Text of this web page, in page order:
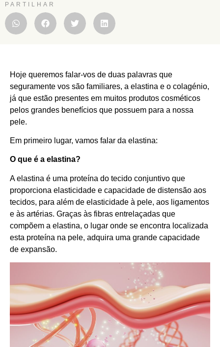
PARTILHAR
Hoje queremos falar-vos de duas palavras que
seguramente vos são familiares, a elastina e o colagénio,
já que estão presentes em muitos produtos cosméticos
pelos grandes benefícios que possuem para a nossa
pele.
Em primeiro lugar, vamos falar da elastina:
O que é a elastina?
A elastina é uma proteína do tecido conjuntivo que
proporciona elasticidade e capacidade de distensão aos
tecidos, para além de elasticidade à pele, aos ligamentos
e às artérias. Graças às fibras entrelaçadas que
compõem a elastina, o lugar onde se encontra localizada
esta proteína na pele, adquira uma grande capacidade
de expansão.